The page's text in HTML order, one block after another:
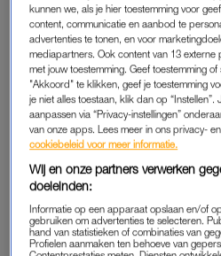
En je wilt natuurlijk niet dat
zien – laat staan delen op internet.
SLECHT BEVEILIGD
“Vandaag ben ik op huisbezoek
men via een website
Facebook. Het gezin maakte
Om beelden van een IP-camera
kunnen we, als je hier toestemming voor
content, communicatie en aanbod te
advertenties te tonen, en voor
mediapartners. Ook content van 13
met jouw toestemming. Geef toestemming
"Akkoord" te klikken, geef je toestemming
je niet alles toestaan, klik dan op
aanpassen via “Privacy-instellingen”
van onze apps. Lees meer in ons privacy-
cookiebeleid voor meer informatie.
Wij en onze partners verwerken
doeleinden:
Informatie op een apparaat opslaan en/of
gebruiken om advertenties te selecteren.
hand van statistieken of combinaties van
Profielen aanmaken ten behoeve van